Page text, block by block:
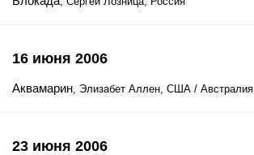
16 июня 2006
Аквамарин, Элизабет Аллен, США / Австралия
23 июня 2006